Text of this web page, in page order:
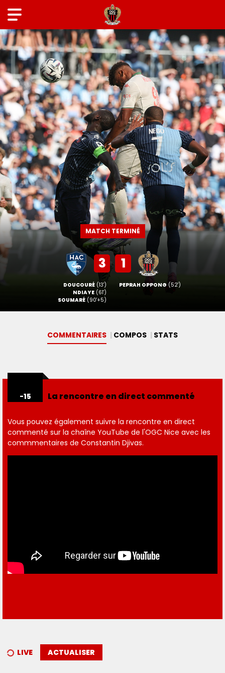
MATCH TERMINÉ
3 1
DOUCOURÉ(13')
NDIAYE(61')
SOUMARÉ(90'+5)
PEPRAH OPPONG (52')
COMMENTAIRES COMPOS STATS
-15 La rencontre en direct commenté
Vous pouvez également suivre la rencontre en direct
commenté sur la chaîne YouTube de l'OGC Nice avec les
commmentaires de Constantin Djivas.
LIVE ACTUALISER